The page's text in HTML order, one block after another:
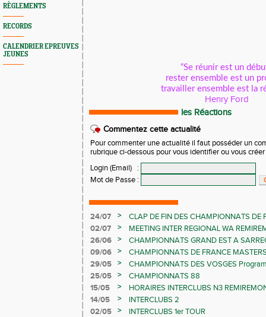
RÈGLEMENTS
RECORDS
CALENDRIER EPREUVES
JEUNES
“Se réunir est un
rester ensemble est un
travailler ensemble est la
Henry Ford
les Réactions
Commentez cette actualité
Pour commenter une actualité il faut posséder un
rubrique ci-dessous pour vous identifier ou vous
Login (Email)
:
Mot de Passe :
24/07 >
CLAP DE FIN DES CHAMPIONNATS DE
LES CHAMPIONNATS ELITE
02/07 >
MEETING INTER REGIONAL WA
26/06
>
CHAMPIONNATS GRAND EST A
09/06
>
CHAMPIONNATS DE FRANCE
29/05
>
CHAMPIONNATS DES VOSGES
25/05
>
CHAMPIONNATS 88
15/05
>
HORAIRES INTERCLUBS N3
14/05
>
INTERCLUBS 2
02/05
>
INTERCLUBS 1er TOUR